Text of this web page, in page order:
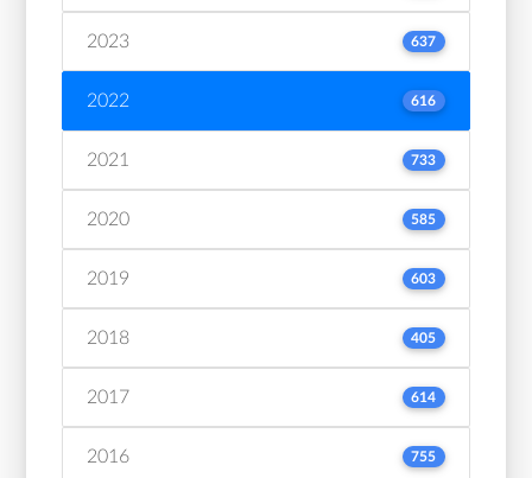
2023 637
2022 616
2021 733
2020 585
2019 603
2018 405
2017 614
2016 755